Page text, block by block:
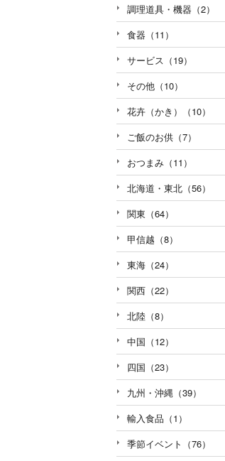
調理道具・機器（2）
食器（11）
サービス（19）
その他（10）
花卉（かき）（10）
ご飯のお供（7）
おつまみ（11）
北海道・東北（56）
関東（64）
甲信越（8）
東海（24）
関西（22）
北陸（8）
中国（12）
四国（23）
九州・沖縄（39）
輸入食品（1）
季節イベント（76）